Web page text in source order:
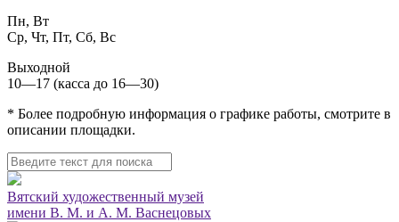
Пн, Вт
Ср, Чт, Пт, Сб, Вс
Выходной
10—17 (касса до 16—30)
* Более подробную информация о графике работы, смотрите в
описании площадки.
Вятский художественный музей
имени В. М. и А. М. Васнецовых